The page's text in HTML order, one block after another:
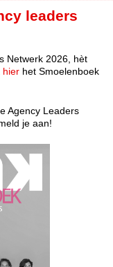
leaders
Netwerk 2026, hèt
hier het Smoelenboek
Agency Leaders
je aan!